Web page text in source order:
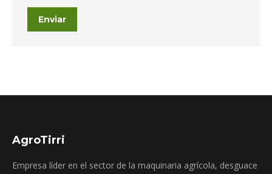
Enviar
AgroTirri
Empresa líder en el sector de la maquinaria agrícola, desguace